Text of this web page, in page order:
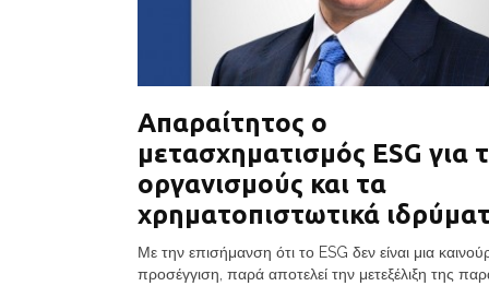
Απαραίτητος ο
μετασχηματισμός ESG για
οργανισμούς και τα
χρηματοπιστωτικά
Με την επισήμανση ότι το ESG δεν είναι μια
προσέγγιση, παρά αποτελεί την μετεξέλιξη της